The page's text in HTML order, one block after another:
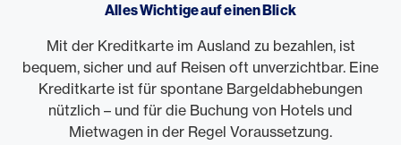
Alles Wichtige auf einen Blick
Mit der Kreditkarte im Ausland zu bezahlen, ist
bequem, sicher und auf Reisen oft unverzichtbar. Eine
Kreditkarte ist für spontane Bargeldabhebungen
nützlich – und für die Buchung von Hotels und
Mietwagen in der Regel Voraussetzung.